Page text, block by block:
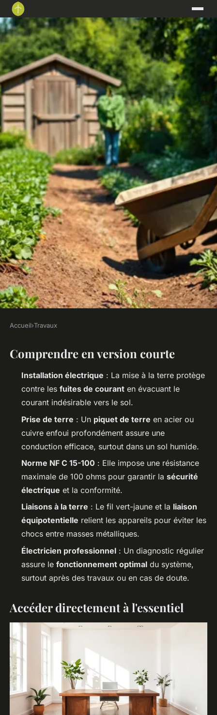
Sécurisez votre espace :
solutions pour une mise à la
terre efficace
Accueil›Travaux
Comprendre en version courte
Installation électrique : La mise à la terre protège
contre les fuites de courant en évacuant le
courant indésirable vers le sol.
Prise de terre : Un piquet de terre en acier ou
cuivre enfoui profondément assure une
conduction efficace, surtout dans un sol humide.
Norme NF C 15-100 : Elle impose une résistance
maximale de 100 ohms pour garantir la sécurité
électrique et la conformité.
Liaisons à la terre : Le fil vert-jaune et la liaison
équipotentielle relient les appareils pour éviter les
chocs entre masses métalliques.
Électricien professionnel : Un diagnostic régulier
assure le fonctionnement optimal du système,
surtout après des travaux ou en cas de doute.
Accéder directement à l'essentiel